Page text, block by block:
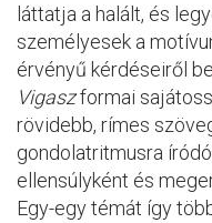
láttatja a halált, és
személyesek a
érvényű kérdéseiről
Vigaszformai
rövidebb, rímes
gondolatritmusra
ellensúlyként és
Egy-egy témát így